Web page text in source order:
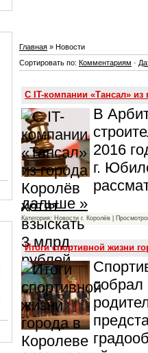
Главная » Новости
Сортировать по: Комментариям ·
С IT-компании «Тансал» из
В
2016
г.
дальше »
Категория: Новости г. Королёв |
Итоги спортивной жизни
собрал